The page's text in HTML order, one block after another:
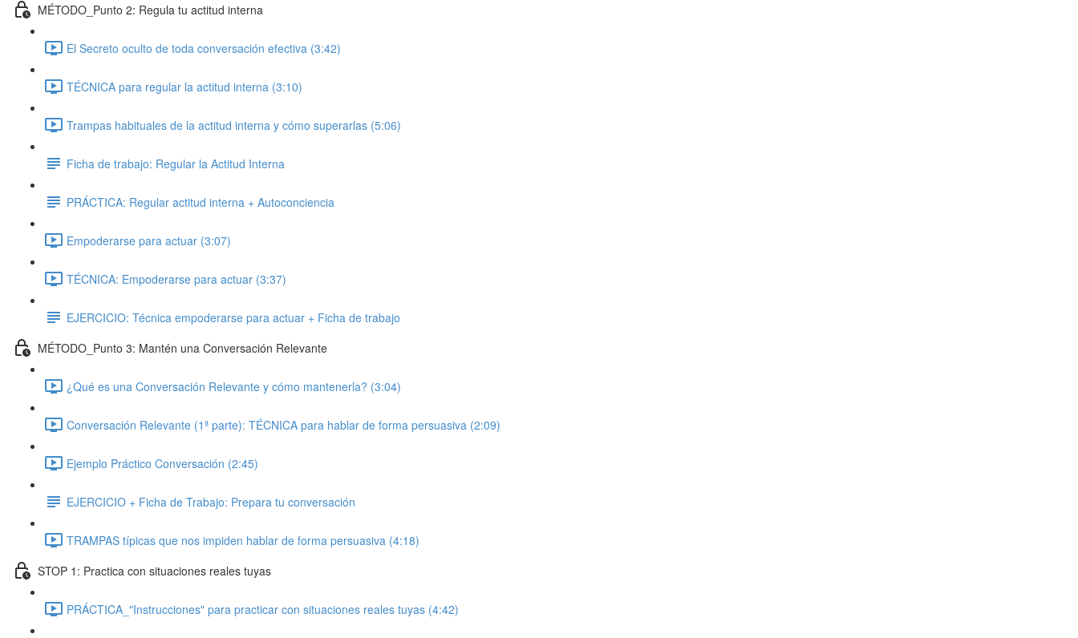
MÉTODO_Punto 2: Regula tu actitud interna
El Secreto oculto de toda conversación efectiva (3:42)
TÉCNICA para regular la actitud interna (3:10)
Trampas habituales de la actitud interna y cómo superarlas (5:06)
Ficha de trabajo: Regular la Actitud Interna
PRÁCTICA: Regular actitud interna + Autoconciencia
Empoderarse para actuar (3:07)
TÉCNICA: Empoderarse para actuar (3:37)
EJERCICIO: Técnica empoderarse para actuar + Ficha de trabajo
MÉTODO_Punto 3: Mantén una Conversación Relevante
¿Qué es una Conversación Relevante y cómo mantenerla? (3:04)
Conversación Relevante (1ª parte): TÉCNICA para hablar de forma persuasiva (2:09)
Ejemplo Práctico Conversación (2:45)
EJERCICIO + Ficha de Trabajo: Prepara tu conversación
TRAMPAS típicas que nos impiden hablar de forma persuasiva (4:18)
STOP 1: Practica con situaciones reales tuyas
PRÁCTICA_"Instrucciones" para practicar con situaciones reales tuyas (4:42)